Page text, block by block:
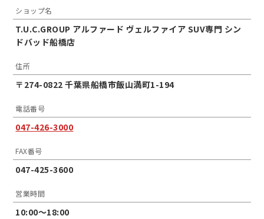
ショップ名
T.U.C.GROUP アルファード ヴェルファイア SUV専門 シン
ドバッド船橋店
住所
〒274-0822 千葉県船橋市飯山満町1-194
電話番号
047-426-3000
FAX番号
047-425-3600
営業時間
10:00〜18:00